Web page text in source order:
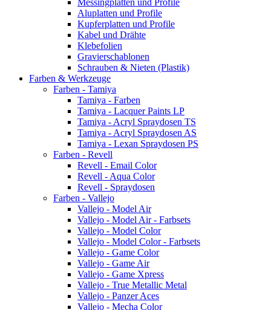
Messingplatten und Profile
Aluplatten und Profile
Kupferplatten und Profile
Kabel und Drähte
Klebefolien
Gravierschablonen
Schrauben & Nieten (Plastik)
Farben & Werkzeuge
Farben - Tamiya
Tamiya - Farben
Tamiya - Lacquer Paints LP
Tamiya - Acryl Spraydosen TS
Tamiya - Acryl Spraydosen AS
Tamiya - Lexan Spraydosen PS
Farben - Revell
Revell - Email Color
Revell - Aqua Color
Revell - Spraydosen
Farben - Vallejo
Vallejo - Model Air
Vallejo - Model Air - Farbsets
Vallejo - Model Color
Vallejo - Model Color - Farbsets
Vallejo - Game Color
Vallejo - Game Air
Vallejo - Game Xpress
Vallejo - True Metallic Metal
Vallejo - Panzer Aces
Vallejo - Mecha Color